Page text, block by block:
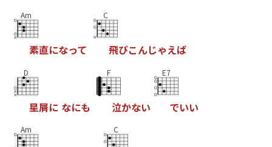
Am
素直になって
C
飛びこんじゃえば
D
星屑に なにも
F
泣かない
E7
でいい
Am C